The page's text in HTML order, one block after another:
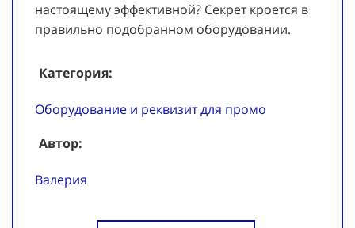
настоящему эффективной? Секрет кроется в
правильно подобранном оборудовании.
Категория:
Оборудование и реквизит для промо
Автор:
Валерия